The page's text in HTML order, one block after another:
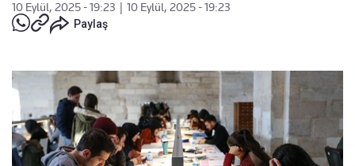
10 Eylül, 2025 - 19:23
10 Eylül, 2025 - 19:23
Paylaş